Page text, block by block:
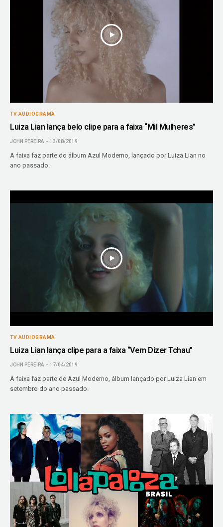
TV AUDIOGRAMA
Luiza Lian lança belo clipe para a faixa “Mil Mulheres”
JOHN PEREIRA 13/08/2019
A faixa faz parte do álbum Azul Moderno, lançado por Luiza Lian no
ano passado.
TV AUDIOGRAMA
Luiza Lian lança clipe para a faixa “Vem Dizer Tchau”
JOHN PEREIRA 17/04/2019
A faixa faz parte de Azul Moderno, álbum lançado por Luiza Lian em
setembro do ano passado.